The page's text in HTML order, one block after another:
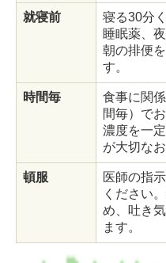
就寝前
寝る30分
睡眠薬、
朝の排便
す。
時間毎
食事に関
間毎）で
濃度を一
が大切な
頓服
医師の指
ください
め、吐き
ます。